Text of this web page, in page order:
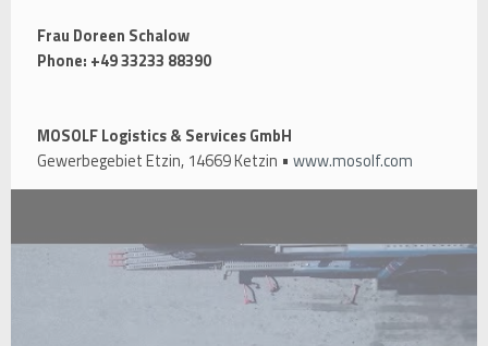
Frau Doreen Schalow
Phone: +49 33233 88390
MOSOLF Logistics & Services GmbH
Gewerbegebiet Etzin, 14669 Ketzin • www.mosolf.com